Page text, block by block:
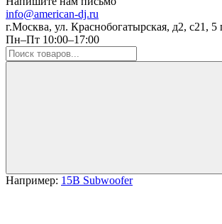
info@american-dj.ru
г.Москва, ул. Краснобогатырская, д2, с21, 5
Пн–Пт 10:00–17:00
Например: 15B Subwoofer